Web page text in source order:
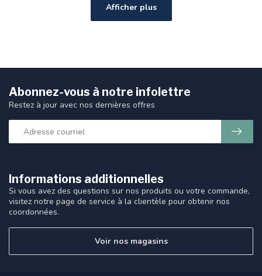
Afficher plus
Informations additionnelles
Si vous avez des questions sur nos produits ou votre commande,
visitez notre page de service à la clientèle pour obtenir nos
coordonnées.
Voir nos magasins
Abonnez-vous à notre infolettre
Restez à jour avec nos dernières offres